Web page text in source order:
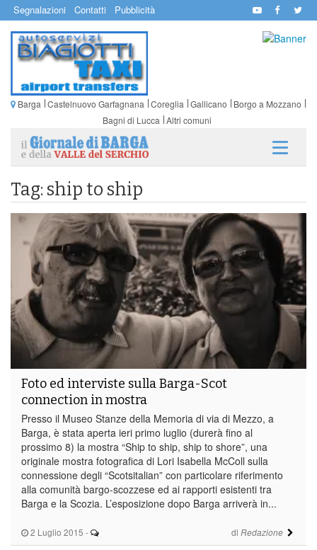
Segnalazioni Contatti Pubblicità
Barga Castelnuovo Garfagnana Coreglia Gallicano
Borgo a Mozzano
Bagni di Lucca Altri comuni
Tag: ship to ship
2 Luglio 2015 - di Redazione
Foto ed interviste sulla Barga-Scot
connection in mostra
Presso il Museo Stanze della Memoria di via di Mezzo, a
Barga, è stata aperta ieri primo luglio (durerà fino al
prossimo 8) la mostra “Ship to ship, ship to shore”, una
originale mostra fotografica di Lori Isabella McColl sulla
connessione degli “Scotsitalian” con particolare riferimento
alla comunità bargo-scozzese ed ai rapporti esistenti tra
Barga e la Scozia. L’esposizione dopo Barga arriverà in...